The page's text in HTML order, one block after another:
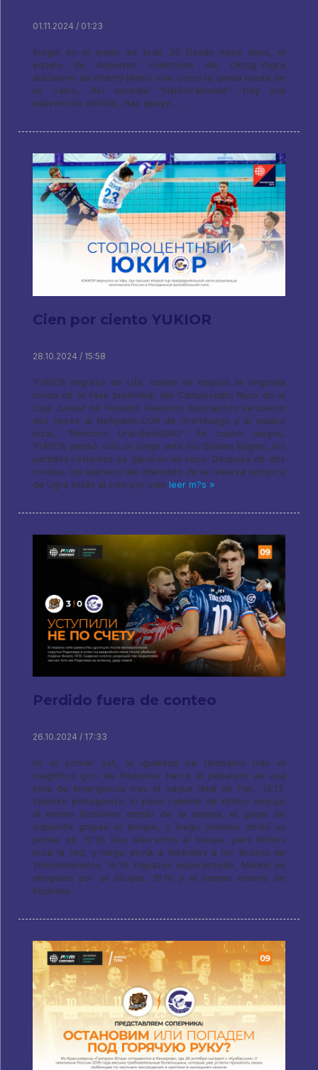
01.11.2024 / 01:23
Surgut es el mejor en todo 20 Desde hace años, el
equipo de deportes colectivos del Okrug-Yugra
autónomo de Khanty-Mansi vive como la quinta rueda de
un carro.. Así sucedió “históricamente”. Hay una
subvención distrital., hay apoyo …
Cien por ciento YUKIOR
28.10.2024 / 15:58
YUKIOR regresó de Ufa, donde se disputó la segunda
ronda de la fase preliminar del Campeonato Ruso de la
Liga Juvenil de Voleibol. Nuestros muchachos vencieron
dos veces al Neftyanik-UOR de Oremburgo y al equipo
local, "Berkutov Ural-BashGAU". En cuatro juegos,
YUKIOR perdió solo un juego ante los Golden Eagles, los
partidos restantes se ganaron en seco. Después de dos
rondas, los alumnos del internado de la reserva olímpica
de Ugra están al cien por cien leer m?s »
Perdido fuera de conteo
26.10.2024 / 17:33
En el primer set, la igualdad se tambaleó tras el
magnífico giro de Rodichev hacia el pebetero en una
bola de emergencia tras el saque letal de Fiel., 13:13.
Sidenko protagonizó, El pase saliente de Kirillov empujó
al mismo Rodichev detrás de la antena, el golpe de
izquierda golpeó el bloque, y luego Sidenko anotó su
primer as, 13:16. Nos aferramos al bloque, pero Kirillov
toca la red, y luego envía a Kurbatov a los brazos de
Yulmukhametov, 15:19. Papazov esperanzado, Markin es
atrapado por un bloque, 18:19 y el tiempo muerto de
Kuzbass.